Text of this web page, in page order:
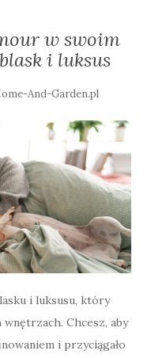
w swoim
i luksus
And-Garden.pl
i luksusu, który
Chcesz, aby
i przyciągało